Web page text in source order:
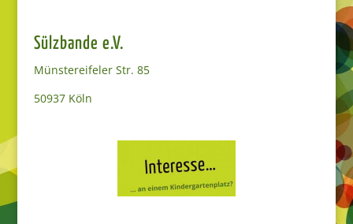
Sülzbande e.V.
Münstereifeler Str. 85
50937 Köln